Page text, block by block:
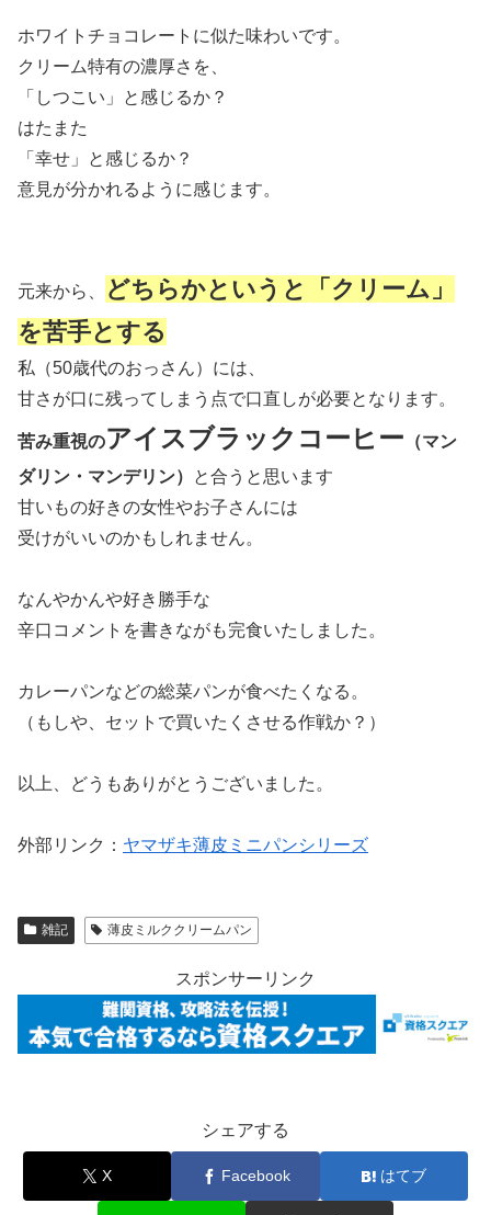
ホワイトチョコレートに似た味わいです。
クリーム特有の濃厚さを、
「しつこい」と感じるか？
はたまた
「幸せ」と感じるか？
意見が分かれるように感じます。
元来から、
どちらかというと「クリーム」
を苦手とする
私（50歳代のおっさん）には、
甘さが口に残ってしまう点で口直しが必要となります。
苦み重視のアイスブラックコーヒー （マン
ダリン・マンデリン）
と合うと思います
甘いもの好きの女性やお子さんには
受けがいいのかもしれません。
なんやかんや好き勝手な
辛口コメントを書きながも完食いたしました。
カレーパンなどの総菜パンが食べたくなる。
（もしや、セットで買いたくさせる作戦か？）
以上、どうもありがとうございました。
外部リンク： ヤマザキ薄皮ミニパンシリーズ
雑記 薄皮ミルククリームパン
スポンサーリンク
シェアする
X Facebook はてブ